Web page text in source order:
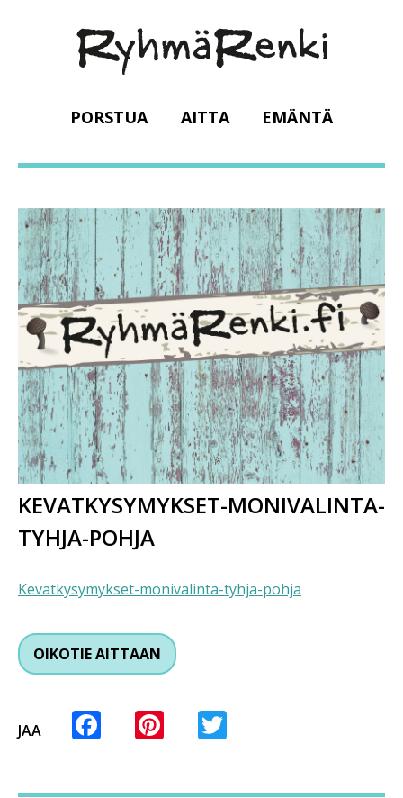
PORSTUA AITTA EMÄNTÄ
KEVATKYSYMYKSET-MONIVALINTA-
TYHJA-POHJA
Kevatkysymykset-monivalinta-tyhja-pohja
OIKOTIE AITTAAN
JAA Facebook
Pinterest